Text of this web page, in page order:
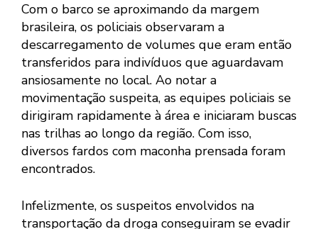
Com o barco se aproximando da margem
brasileira, os policiais observaram a
descarregamento de volumes que eram então
transferidos para indivíduos que aguardavam
ansiosamente no local. Ao notar a
movimentação suspeita, as equipes policiais se
dirigiram rapidamente à área e iniciaram buscas
nas trilhas ao longo da região. Com isso,
diversos fardos com maconha prensada foram
encontrados.
Infelizmente, os suspeitos envolvidos na
transportação da droga conseguiram se evadir